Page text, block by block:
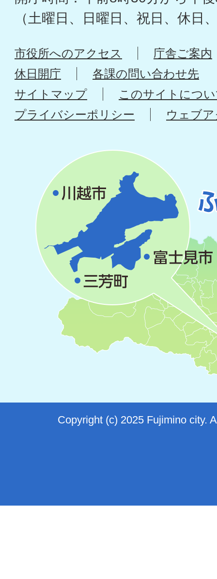
（土曜日、日曜日、祝日、休日
市役所へのアクセス
庁舎ご案内
休日開庁
各課の問い合わせ先
サイトマップ
このサイトにつ
プライバシーポリシー
ウェブ
Copyright (c) 2025 Fujimino city.